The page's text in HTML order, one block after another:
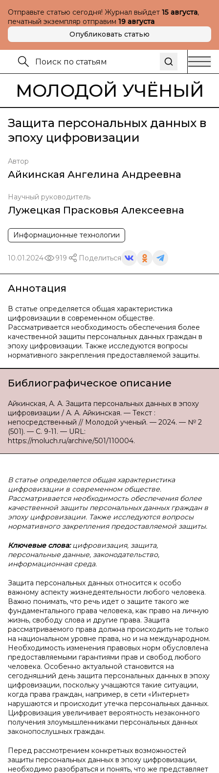
Отправьте статью сегодня! Журнал выйдет 15 августа,
печатный экземпляр отправим 19 августа
Опубликовать статью
МОЛОДОЙ УЧЁНЫЙ
Защита персональных данных в
эпоху цифровизации
Автор
Айкинская Ангелина Андреевна
Научный руководитель
Лужецкая Прасковья Алексеевна
Информационные технологии
10.01.2024 919 Поделиться
Аннотация
В статье определяется общая характеристика
цифровизации в современном обществе.
Рассматривается необходимость обеспечения более
качественной защиты персональных данных граждан в
эпоху цифровизации. Также исследуются вопросы
нормативного закрепления предоставляемой защиты.
Библиографическое описание
Айкинская, А. А. Защита персональных данных в эпоху
цифровизации / А. А. Айкинская. — Текст :
непосредственный // Молодой ученый. — 2024. — № 2
(501). — С. 9-11. — URL:
https://moluch.ru/archive/501/110004.
В статье определяется общая характеристика
цифровизации в современном обществе.
Рассматривается необходимость обеспечения более
качественной защиты персональных данных граждан в
эпоху цифровизации. Также исследуются вопросы
нормативного закрепления предоставляемой защиты.
Ключевые слова:цифровизация, защита,
персональные данные, законодательство,
информационная среда.
Защита персональных данных относится к особо
важному аспекту жизнедеятельности любого человека.
Важно понимать, что речь идет о защите такого же
фундаментального права человека, как право на личную
жизнь, свободу слова и другие права. Защита
рассматриваемого права должна происходить не только
на национальном уровне права, но и на международном.
Необходимость изменения правовых норм обусловлена
предоставляемыми гарантиями прав и свобод любого
человека. Особенно актуальной становится на
сегодняшний день защита персональных данных в эпоху
цифровизации, поскольку учащаются такие ситуации,
когда права граждан, например, в сети «Интернет»
нарушаются и происходит утечка персональных данных.
Цифровизация увеличивает вероятность незаконного
получения злоумышленниками персональных данных
законопослушных граждан.
Перед рассмотрением конкретных возможностей
защиты персональных данных в эпоху цифровизации,
необходимо разобраться и понять, что же представляет